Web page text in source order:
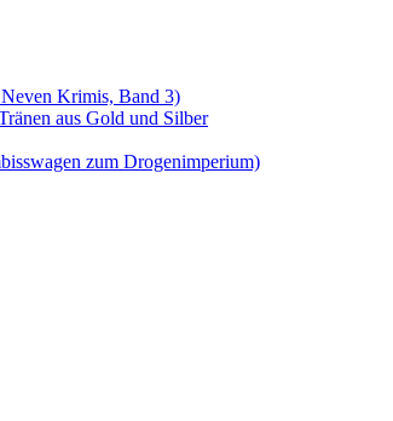
Krimis, Band 3)
aus Gold und Silber
zum Drogenimperium)